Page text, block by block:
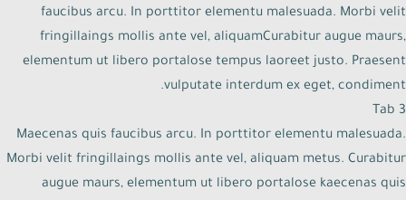
faucibus arcu. In porttitor elementu malesuada. Morbi velit
fringillaings mollis ante vel, aliquamCurabitur augue maurs,
elementum ut libero portalose tempus laoreet justo. Praesent
vulputate interdum ex eget, condiment.
Tab 3
Maecenas quis faucibus arcu. In porttitor elementu malesuada.
Morbi velit fringillaings mollis ante vel, aliquam metus. Curabitur
augue maurs, elementum ut libero portalose kaecenas quis